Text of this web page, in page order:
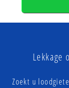
Lekkage
Zoekt u